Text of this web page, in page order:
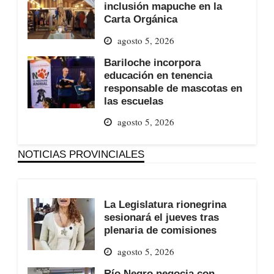
inclusión mapuche en la
Carta Orgánica
agosto 5, 2026
Bariloche incorpora
educación en tenencia
responsable de mascotas en
las escuelas
agosto 5, 2026
NOTICIAS PROVINCIALES
La Legislatura rionegrina
sesionará el jueves tras
plenaria de comisiones
agosto 5, 2026